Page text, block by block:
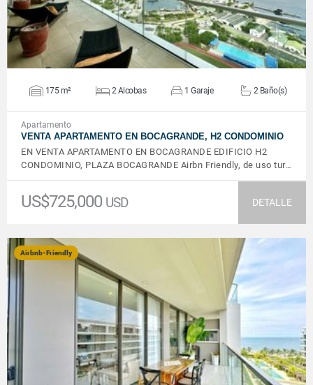
175 m² 2 Alcobas 1 Garaje 2 Baño(s)
Apartamento
VENTA APARTAMENTO EN BOCAGRANDE, H2 CONDOMINIO
EN VENTA APARTAMENTO EN BOCAGRANDE EDIFICIO H2
CONDOMINIO, PLAZA BOCAGRANDE Airbn Friendly, de uso tur…
US$725,000 USD DETALLE
Airbnb-Friendly
VER DETALLES